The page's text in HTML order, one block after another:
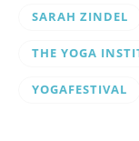
SARAH ZINDEL
THE YOGA
YOGAFESTIVAL